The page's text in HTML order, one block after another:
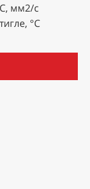
мм2/с
°С